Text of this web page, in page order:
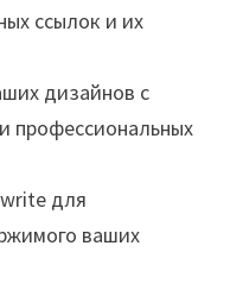
ссылок и их
дизайнов с
профессиональных
для
ваших